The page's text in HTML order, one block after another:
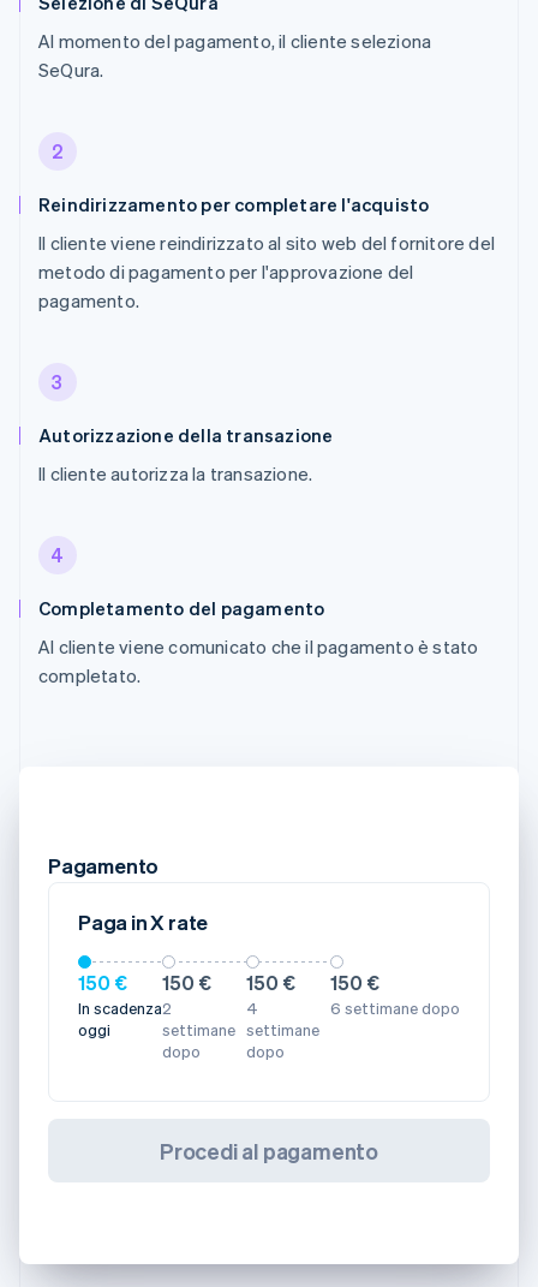
Al momento del pagamento, il cliente seleziona
SeQura.
2
Reindirizzamento per completare l'acquisto
Il cliente viene reindirizzato al sito web del fornitore del
metodo di pagamento per l'approvazione del
pagamento.
3
Autorizzazione della transazione
Il cliente autorizza la transazione.
4
Completamento del pagamento
Al cliente viene comunicato che il pagamento è stato
completato.
Pagamento
Paga in X rate
150 €
In scadenza
oggi
150 €
2
settimane
dopo
150 €
4
settimane
dopo
150 €
6 settimane dopo
Procedi al pagamento